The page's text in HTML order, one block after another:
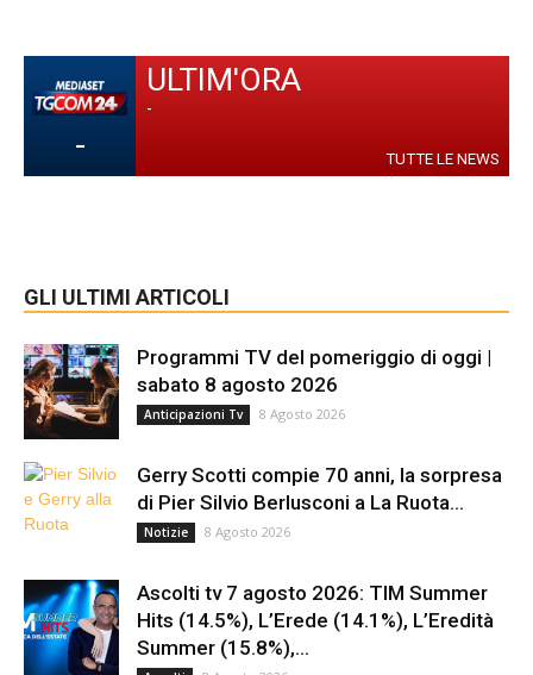
-
ULTIM'ORA
-
TUTTE LE NEWS
GLI ULTIMI ARTICOLI
Programmi TV del pomeriggio di oggi |
sabato 8 agosto 2026
Anticipazioni Tv 8 Agosto 2026
Gerry Scotti compie 70 anni, la sorpresa
di Pier Silvio Berlusconi a La Ruota...
Notizie 8 Agosto 2026
Ascolti tv 7 agosto 2026: TIM Summer
Hits (14.5%), L’Erede (14.1%), L’Eredità
Summer (15.8%),...